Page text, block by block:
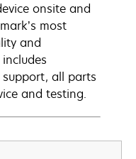
onsite and
most
and
all parts
and testing.